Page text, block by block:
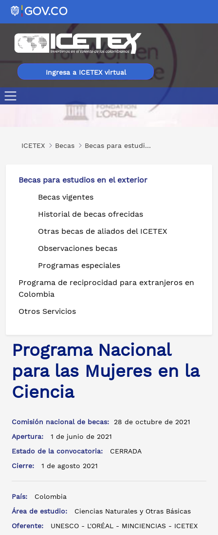
Ingresa a ICETEX virtual
Programa Nacional para las Mujeres en la Ciencia
ICETEX Becas Becas para estudios en el exterior
Becas para estudios en el exterior
Becas vigentes
Historial de becas ofrecidas
Otras becas de aliados del ICETEX
Observaciones becas
Programas especiales
Programa de reciprocidad para extranjeros en
Colombia
Otros Servicios
Programa Nacional
para las Mujeres en la
Ciencia
Comisión nacional de becas: 28 de octubre de 2021
Apertura:
1 de junio de 2021
Estado de la convocatoria:
CERRADA
Cierre:
1 de agosto 2021
País:
Colombia
Área de estudio:
Ciencias Naturales y Otras Básicas
Oferente:
UNESCO - L'ORÉAL - MINCIENCIAS - ICETEX